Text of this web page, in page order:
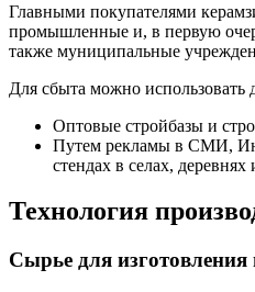
Главными покупателями
промышленные и, в первую
также муниципальные
Для сбыта можно использовать
Оптовые стройбазы и
Путем рекламы в СМИ,
стендах в селах, деревнях
Технология
Сырье для